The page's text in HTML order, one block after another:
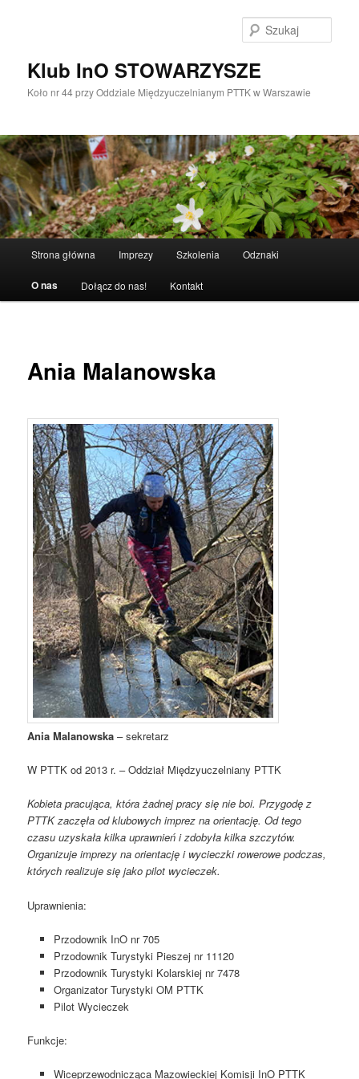
Klub InO STOWARZYSZE
Koło nr 44 przy Oddziale Międzyuczelnianym PTTK w Warszawie
Strona główna Imprezy Szkolenia Odznaki
O nas Dołącz do nas! Kontakt
Ania Malanowska
Ania Malanowska – sekretarz
W PTTK od 2013 r. – Oddział Międzyuczelniany PTTK
Kobieta pracująca, która żadnej pracy się nie boi. Przygodę z
PTTK zaczęła od klubowych imprez na orientację. Od tego
czasu uzyskała kilka uprawnień i zdobyła kilka szczytów.
Organizuje imprezy na orientację i wycieczki rowerowe podczas,
których realizuje się jako pilot wycieczek.
Uprawnienia:
Przodownik InO nr 705
Przodownik Turystyki Pieszej nr 11120
Przodownik Turystyki Kolarskiej nr 7478
Organizator Turystyki OM PTTK
Pilot Wycieczek
Funkcje:
Wiceprzewodnicząca Mazowieckiej Komisji InO PTTK